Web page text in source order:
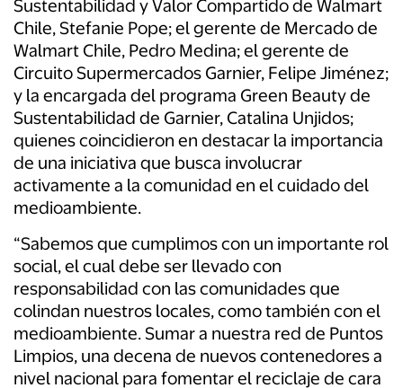
Sustentabilidad y Valor Compartido de Walmart
Chile, Stefanie Pope; el gerente de Mercado de
Walmart Chile, Pedro Medina; el gerente de
Circuito Supermercados Garnier, Felipe Jiménez;
y la encargada del programa Green Beauty de
Sustentabilidad de Garnier, Catalina Unjidos;
quienes coincidieron en destacar la importancia
de una iniciativa que busca involucrar
activamente a la comunidad en el cuidado del
medioambiente.
“Sabemos que cumplimos con un importante rol
social, el cual debe ser llevado con
responsabilidad con lascomunidades que
colindan nuestros locales, como también con el
medioambiente. Sumar a nuestra red de Puntos
Limpios, una decena de nuevos contenedores a
nivel nacional para fomentar el reciclaje de cara